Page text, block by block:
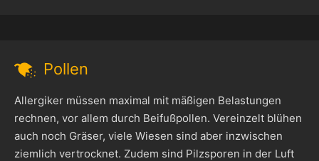
Pollen
Allergiker müssen maximal mit mäßigen Belastungen
rechnen, vor allem durch Beifußpollen. Vereinzelt blühen
auch noch Gräser, viele Wiesen sind aber inzwischen
ziemlich vertrocknet. Zudem sind Pilzsporen in der Luft